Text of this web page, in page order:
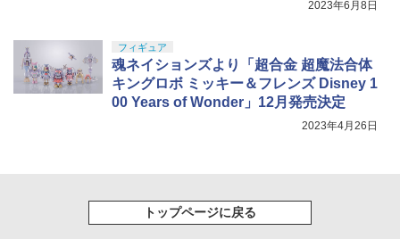
ックス フィギュア ガチャガチャ コレク
￥1,650
2023年6月8日
フィギュア
魂ネイションズより「超合金 超魔法合体
キングロボ ミッキー＆フレンズ Disney 1
00 Years of Wonder」12月発売決定
2023年4月26日
トップページに戻る